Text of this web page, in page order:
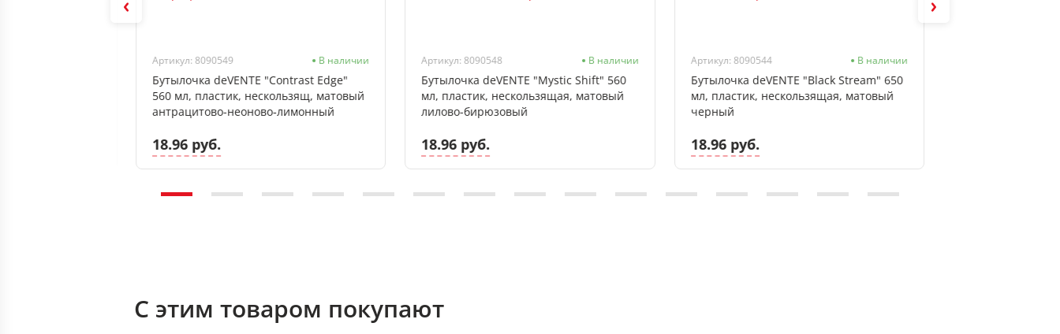
Артикул: 8090549 В наличии
Бутылочка deVENTE "Contrast Edge"
560 мл, пластик, нескользящ, матовый
антрацитово-неоново‑лимонный
18.96 руб.
Артикул: 8090548 В наличии
Бутылочка deVENTE "Mystic Shift" 560
мл, пластик, нескользящая, матовый
лилово-бирюзовый
18.96 руб.
Артикул: 8090544 В наличии
Бутылочка deVENTE "Black Stream" 650
мл, пластик, нескользящая, матовый
черный
18.96 руб.
С этим товаром покупают